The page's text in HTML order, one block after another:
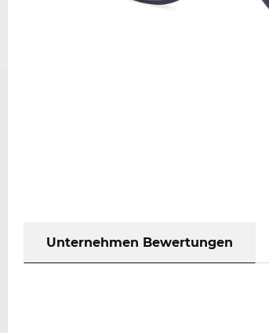
Unternehmen Bewertungen